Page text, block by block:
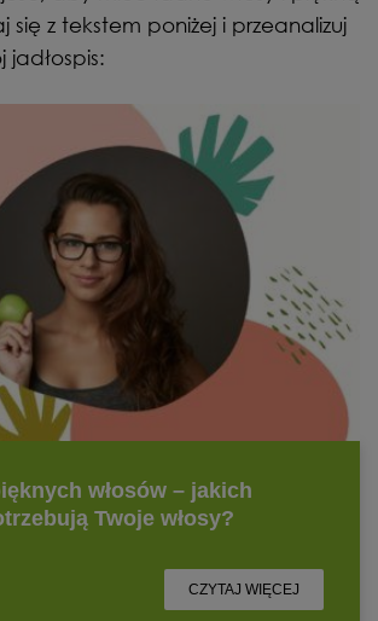
się z tekstem poniżej i przeanalizuj
jadłospis: